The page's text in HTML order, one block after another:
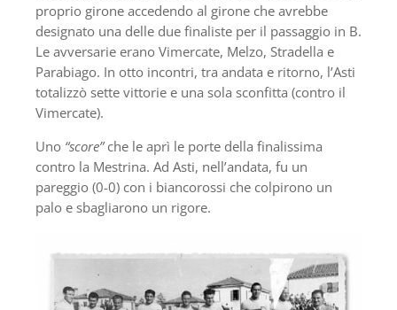
proprio girone accedendo al girone che avrebbe
designato una delle due finaliste per il passaggio in B.
Le avversarie erano Vimercate, Melzo, Stradella e
Parabiago. In otto incontri, tra andata e ritorno, l’Asti
totalizzò sette vittorie e una sola sconfitta (contro il
Vimercate).
Uno “score”che le aprì le porte della finalissima
contro la Mestrina. Ad Asti, nell’andata, fu un
pareggio (0-0) con i biancorossi che colpirono un
palo e sbagliarono un rigore.